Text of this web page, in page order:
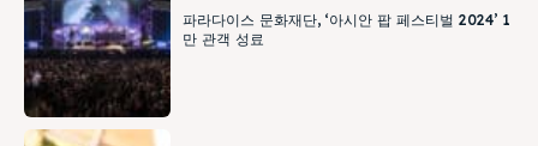
파라다이스 문화재단, ‘아시안 팝 페스티벌 2024’ 1
만 관객 성료